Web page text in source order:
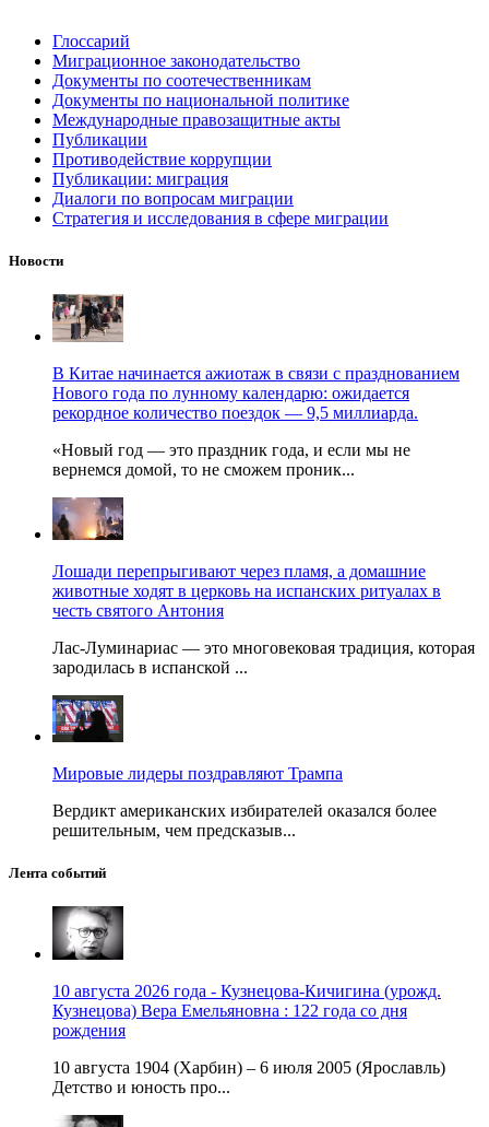
Глоссарий
Миграционное законодательство
Документы по соотечественникам
Документы по национальной политике
Международные правозащитные акты
Публикации
Противодействие коррупции
Публикации: миграция
Диалоги по вопросам миграции
Стратегия и исследования в сфере миграции
Новости
В Китае начинается ажиотаж в связи с празднованием
Нового года по лунному календарю: ожидается
рекордное количество поездок — 9,5 миллиарда.
«Новый год — это праздник года, и если мы не
вернемся домой, то не сможем проник...
Лошади перепрыгивают через пламя, а домашние
животные ходят в церковь на испанских ритуалах в
честь святого Антония
Лас-Луминариас — это многовековая традиция, которая
зародилась в испанской ...
Мировые лидеры поздравляют Трампа
Вердикт американских избирателей оказался более
решительным, чем предсказыв...
Лента событий
10 августа 2026 года - Кузнецова-Кичигина (урожд.
Кузнецова) Вера Емельяновна : 122 года со дня
рождения
10 августа 1904 (Харбин) – 6 июля 2005 (Ярославль)
Детство и юность про...